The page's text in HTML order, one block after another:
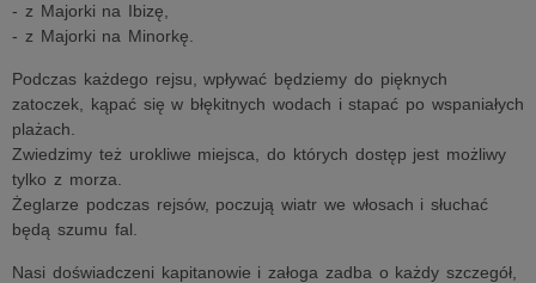
- z Majorki na Ibizę,
- z Majorki na Minorkę.
Podczas każdego rejsu, wpływać będziemy do pięknych
zatoczek, kąpać się w błękitnych wodach i stapać po wspaniałych
plażach.
Zwiedzimy też urokliwe miejsca, do których dostęp jest możliwy
tylko z morza.
Żeglarze podczas rejsów, poczują wiatr we włosach i słuchać
będą szumu fal.
Nasi doświadczeni kapitanowie i załoga zadba o każdy szczegół,